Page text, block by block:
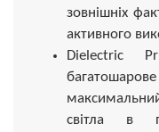
зовнішніх
активного
Dielectric
світла в